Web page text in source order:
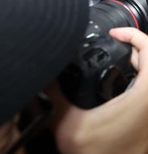
원 검사들, 정원 초과 시 낮은
통더위…곳곳 소나기·강원 많
인·청주 팹에 54조 투자…"AI
이다영 자매, 아제르바이잔 투
7경기 들여다보니…한국 축구
포인트(0.36%) 내린 798.81
선 약보합…0.60% 내린